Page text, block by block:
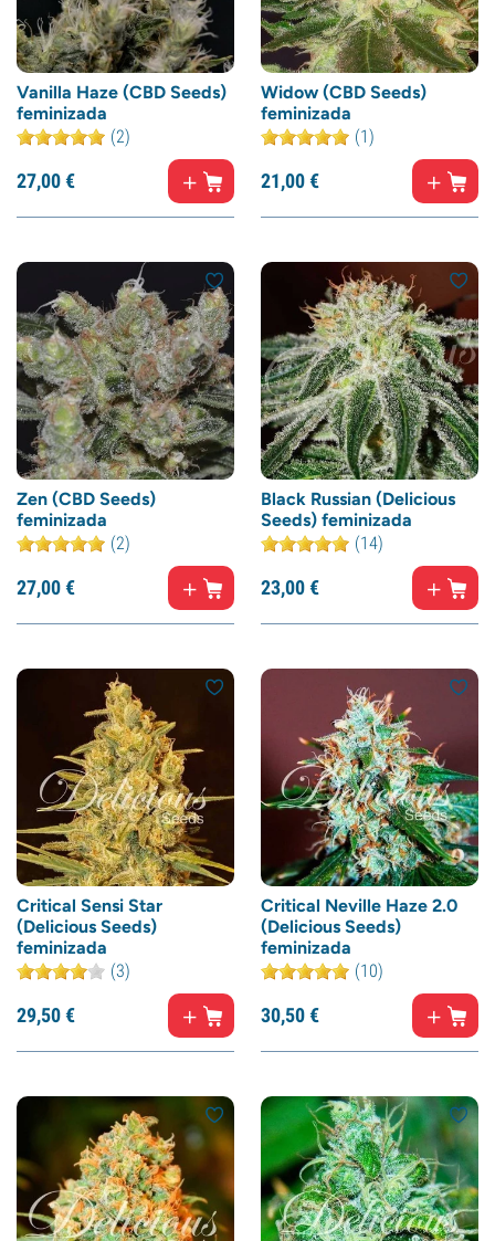
Vanilla Haze (CBD Seeds)
feminizada
(2)
27,00€
Widow (CBD Seeds)
feminizada
(1)
21,00€
Zen (CBD Seeds)
feminizada
(2)
27,00€
Black Russian (Delicious
Seeds) feminizada
(14)
23,00€
Critical Sensi Star
(Delicious Seeds)
feminizada
(3)
29,50€
Critical Neville Haze 2.0
(Delicious Seeds)
feminizada
(10)
30,50€